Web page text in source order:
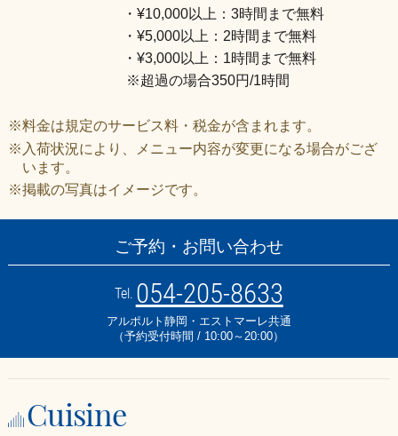
・¥10,000以上：3時間まで無料
・¥5,000以上：2時間まで無料
・¥3,000以上：1時間まで無料
※超過の場合350円/1時間
※料金は規定のサービス料・税金が含まれます。
※入荷状況により、メニュー内容が変更になる場合がござ
います。
※掲載の写真はイメージです。
ご予約・お問い合わせ
Tel. 054-205-8633
アルポルト静岡・エストマーレ共通
（予約受付時間 / 10:00～20:00）
Cuisine